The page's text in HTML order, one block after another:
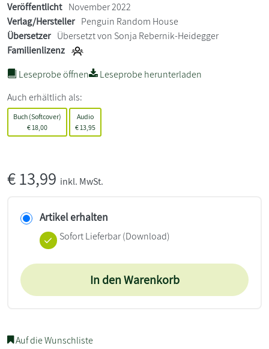
Veröffentlicht November 2022
Verlag/Hersteller Penguin Random House
Übersetzer Übersetzt von Sonja Rebernik-Heidegger
Familienlizenz
Leseprobe öffnen
Leseprobe herunterladen
Auch erhältlich als:
Buch (Softcover)
€18,00
Audio
€13,95
€13,99 inkl. MwSt.
Artikel erhalten
Sofort Lieferbar (Download)
In den Warenkorb
Auf die Wunschliste